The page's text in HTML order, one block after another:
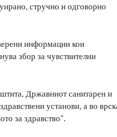
стручно и одговорно
информации кои
збор за чувствителни
Државниот санитарен и
установи, а во
за здравство“.